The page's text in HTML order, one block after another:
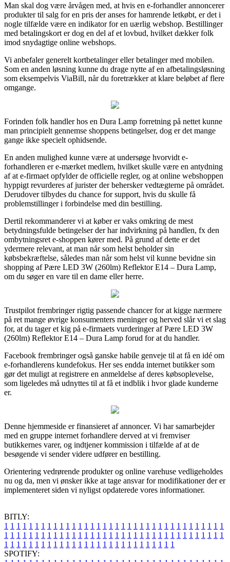
Man skal dog være årvågen med, at hvis en e-forhandler annoncerer
produkter til salg for en pris der anses for hamrende letkøbt, er det i
nogle tilfælde være en indikator for en uærlig webshop. Bestillinger
med betalingskort er dog en del af et lovbud, hvilket dækker folk
imod snydagtige online webshops.
Vi anbefaler generelt kortbetalinger eller betalinger med mobilen.
Som en anden løsning kunne du drage nytte af en afbetalingsløsning
som eksempelvis ViaBill, når du foretrækker at klare beløbet af flere
omgange.
Forinden folk handler hos en Dura Lamp forretning på nettet kunne
man principielt gennemse shoppens betingelser, dog er det mange
gange ikke specielt ophidsende.
En anden mulighed kunne være at undersøge hvorvidt e-
forhandleren er e-mærket medlem, hvilket skulle være en antydning
af at e-firmaet opfylder de officielle regler, og at online webshoppen
hyppigt revurderes af jurister der behersker vedtægterne på området.
Derudover tilbydes du chance for support, hvis du skulle få
problemstillinger i forbindelse med din bestilling.
Dertil rekommanderer vi at køber er vaks omkring de mest
betydningsfulde betingelser der har indvirkning på handlen, fx den
ombytningsret e-shoppen kører med. På grund af dette er det
ydermere relevant, at man når som helst beholder sin
købsbekræftelse, således man når som helst vil kunne bevidne sin
shopping af Pære LED 3W (260lm) Reflektor E14 – Dura Lamp,
om du søger en vare til en dame eller herre.
Trustpilot frembringer rigtig passende chancer for at kigge nærmere
på ret mange øvrige konsumenters meninger og herved slår vi et slag
for, at du tager et kig på e-firmaets vurderinger af Pære LED 3W
(260lm) Reflektor E14 – Dura Lamp forud for at du handler.
Facebook frembringer også ganske habile genveje til at få en idé om
e-forhandlerens kundefokus. Her ses endda internet butikker som
gør det muligt at registrere en anmeldelse af deres købsoplevelse,
som ligeledes må udnyttes til at få et indblik i hvor glade kunderne
er.
Denne hjemmeside er finansieret af annoncer. Vi har samarbejder
med en gruppe internet forhandlere derved at vi fremviser
butikkernes varer, og indtjener kommission i tilfælde af at de
besøgende vi sender videre udfører en bestilling.
Orientering vedrørende produkter og online varehuse vedligeholdes
nu og da, men vi ønsker ikke at tage ansvar for modifikationer der er
implementeret siden vi nyligst opdaterede vores informationer.
BITLY:
1 1 1 1 1 1 1 1 1 1 1 1 1 1 1 1 1 1 1 1 1 1 1 1 1 1 1 1 1 1 1 1 1 1 1 1
1 1 1 1 1 1 1 1 1 1 1 1 1 1 1 1 1 1 1 1 1 1 1 1 1 1 1 1 1 1 1 1 1 1 1 1
1 1 1 1 1 1 1 1 1 1 1 1 1 1 1 1 1 1 1 1 1 1 1 1 1 1 1 1
SPOTIFY: